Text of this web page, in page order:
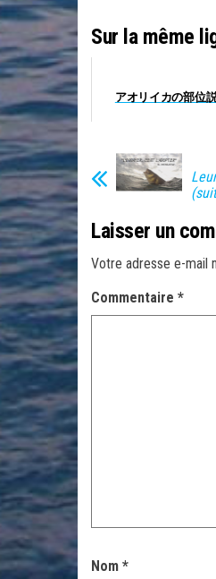
Sur la même
アオリイカの部位
Laisser un
Votre adresse e-mail
Commentaire *
Nom *